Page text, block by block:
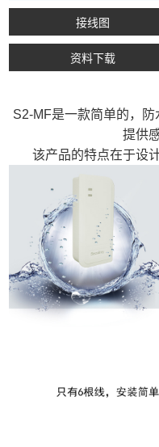
接线图
资料下载
S2-MF是一款简单的，防
提供
该产品的特点在于设